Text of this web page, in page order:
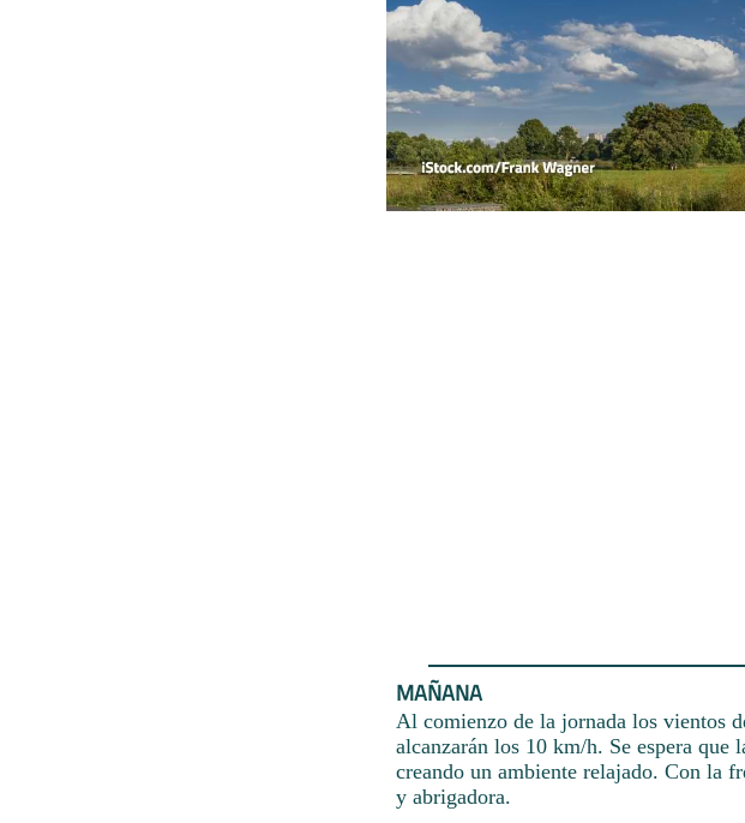
MAÑANA
Al comienzo de la jornada los vientos
alcanzarán los 10 km/h. Se espera que
creando un ambiente relajado. Con la
y abrigadora.